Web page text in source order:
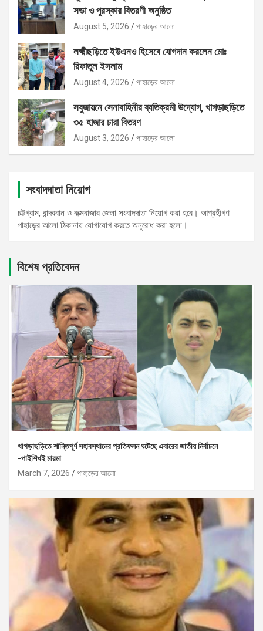
সভা ও পুরস্কার বিতরণী অনুষ্ঠিত
August 5, 2026 পাহাড়ের আলো
লক্ষ্মীছড়িতে ইউএনও হিসেবে যোগদান করলেন মোঃ
রিফাতুল ইসলাম
August 4, 2026 পাহাড়ের আলো
সবুজায়নে সেনাবাহিনীর ব্যতিক্রমী উদ্যোগ, খাগড়াছড়িতে
৩৫ হাজার চারা বিতরণ
August 3, 2026 পাহাড়ের আলো
সংবাদদাতা নিয়োগ
চট্টগ্রাম, বান্দরবান ও কক্মবাজার জেলা সংবাদদাতা নিয়োগ করা হবে। আগ্রহীগণ
পাহাড়ের আলো ঠিকানায় যোগাযোগ করতে অনুরোধ করা হলো।
বিশেষ প্রতিবেদন
খাগড়াছড়িতে শান্তিপূর্ণ সহাবস্থানের প্রতিফলন ঘটেছে এবারের জাতীয় নির্বাচনে
-পাইশিখই মারমা
March 7, 2026
পাহাড়ের আলো